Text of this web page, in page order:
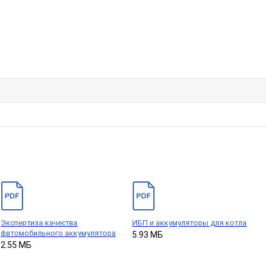
Экспертиза качества
фвтомобильного аккумулятора
2.55 МБ
ИБП и аккумуляторы для котла
5.93 МБ